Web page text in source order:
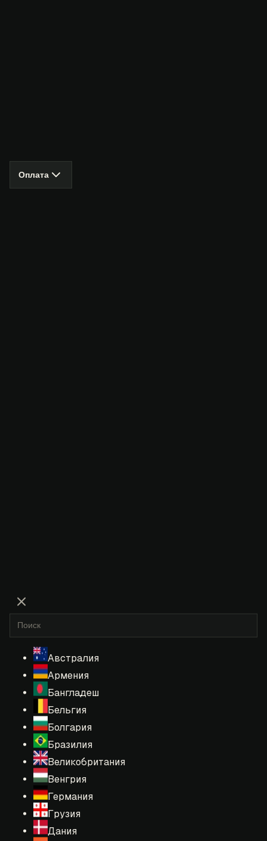
Австралия
Армения
Бангладеш
Бельгия
Болгария
Бразилия
Великобритания
Венгрия
Германия
Грузия
Дания
Оплата